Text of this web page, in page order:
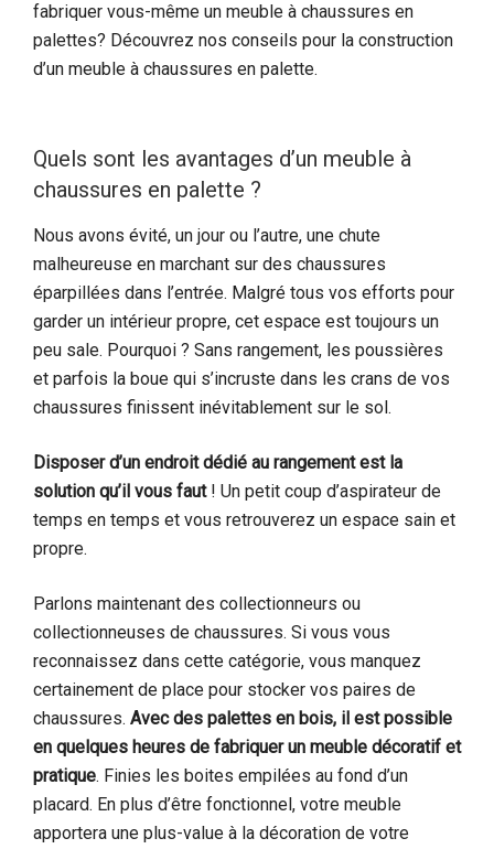
fabriquer vous-même un meuble à chaussures en
palettes? Découvrez nos conseils pour la construction
d’un meuble à chaussures en palette.
Quels sont les avantages d’un meuble à
chaussures en palette ?
Nous avons évité, un jour ou l’autre, une chute
malheureuse en marchant sur des chaussures
éparpillées dans l’entrée. Malgré tous vos efforts pour
garder un intérieur propre, cet espace est toujours un
peu sale. Pourquoi ? Sans rangement, les poussières
et parfois la boue qui s’incruste dans les crans de vos
chaussures finissent inévitablement sur le sol.
Disposer d’un endroit dédié au rangement est la
solution qu’il vous faut! Un petit coup d’aspirateur de
temps en temps et vous retrouverez un espace sain et
propre.
Parlons maintenant des collectionneurs ou
collectionneuses de chaussures. Si vous vous
reconnaissez dans cette catégorie, vous manquez
certainement de place pour stocker vos paires de
chaussures. Avec des palettes en bois, il est possible
en quelques heures de fabriquer un meuble décoratif et
pratique. Finies les boites empilées au fond d’un
placard. En plus d’être fonctionnel, votre meuble
apportera une plus-value à la décoration de votre